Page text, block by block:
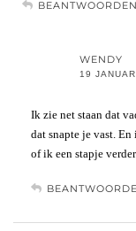
BEANTWOORDEN
WENDY
19
Ik zie net staan dat
dat snapte je vast.
of ik een stapje